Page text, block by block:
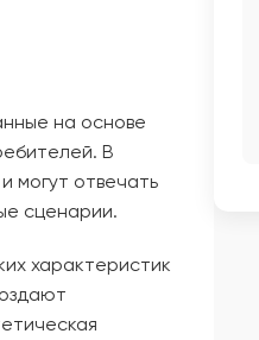
на основе
В
могут отвечать
сценарии.
характеристик